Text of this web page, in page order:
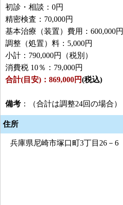
初診・相談：0円
精密検査：70,000円
基本治療（装置）費用：600,000円
調整（処置）料：5,000円
小計：790,000円（税別）
消費税 10％：79,000円
合計(目安)：869,000円(税込)
備考 ：（合計は調整24回の場合）
住所
兵庫県尼崎市塚口町3丁目26－6